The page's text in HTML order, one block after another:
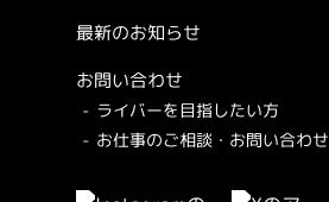
最新のお知らせ
お問い合わせ
ライバーを目指したい方
お仕事のご相談・お問い合わせ